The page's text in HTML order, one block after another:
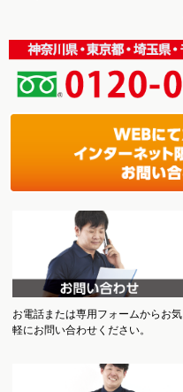
お電話または専用フォームからお気
軽にお問い合わせください。